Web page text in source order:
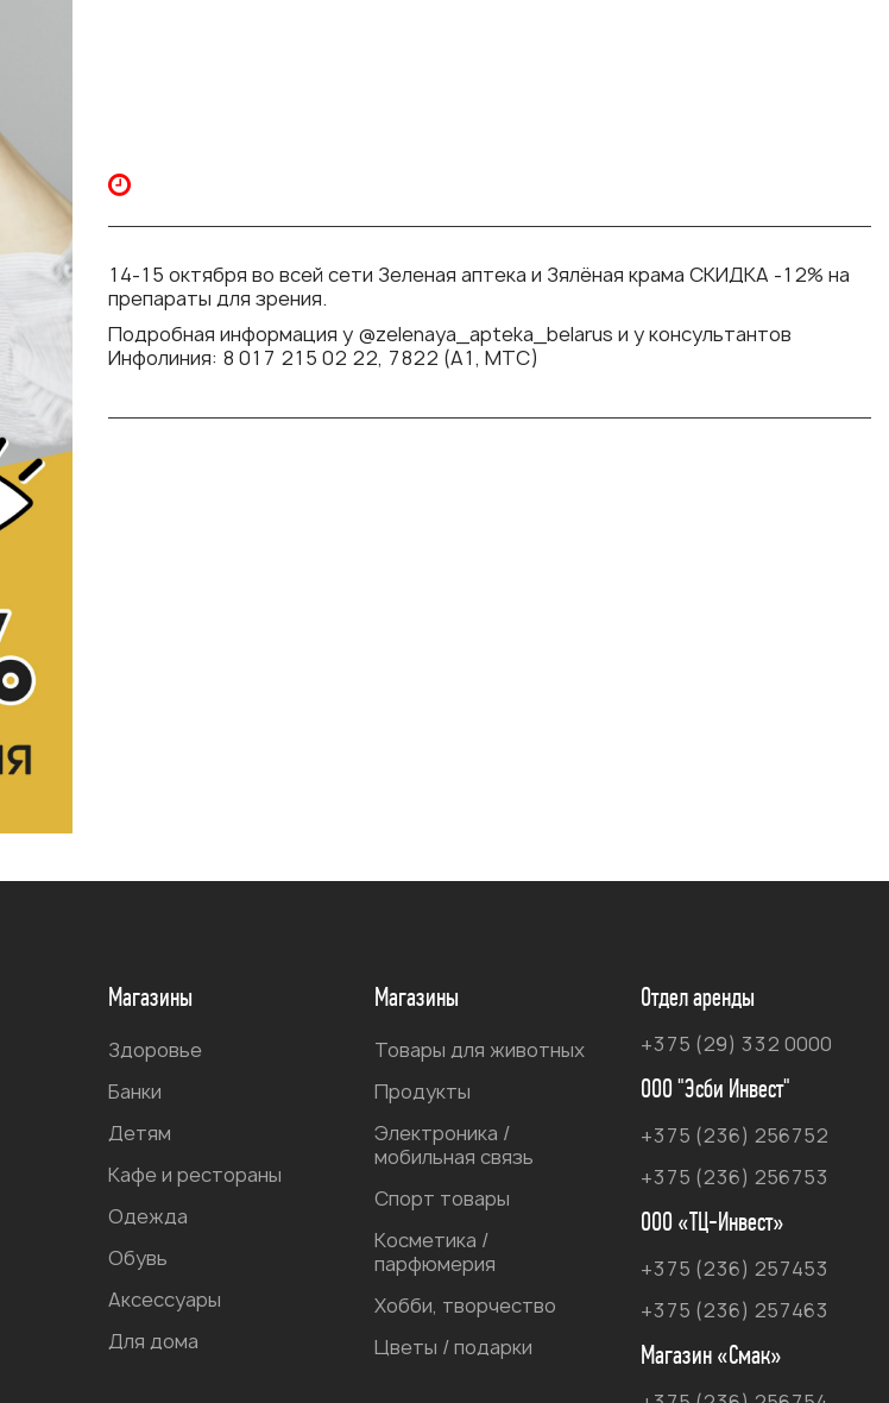
14-15 октября во всей сети Зеленая аптека и Зялёная крама СКИДКА -12% на
препараты для зрения.
Подробная информация у @zelenaya_apteka_belarus и у консультантов
Инфолиния: 8 017 215 02 22, 7822 (А1, МТС)
Магазины
Здоровье
Банки
Детям
Кафе и рестораны
Одежда
Обувь
Аксессуары
Для дома
Магазины
Товары для животных
Продукты
Электроника /
мобильная связь
Спорт товары
Косметика /
парфюмерия
Хобби, творчество
Цветы / подарки
Отдел аренды
+375 (29) 332 0000
ООО "Эсби Инвест"
+375 (236) 256752
+375 (236) 256753
ООО «ТЦ-Инвест»
+375 (236) 257453
+375 (236) 257463
Магазин «Смак»